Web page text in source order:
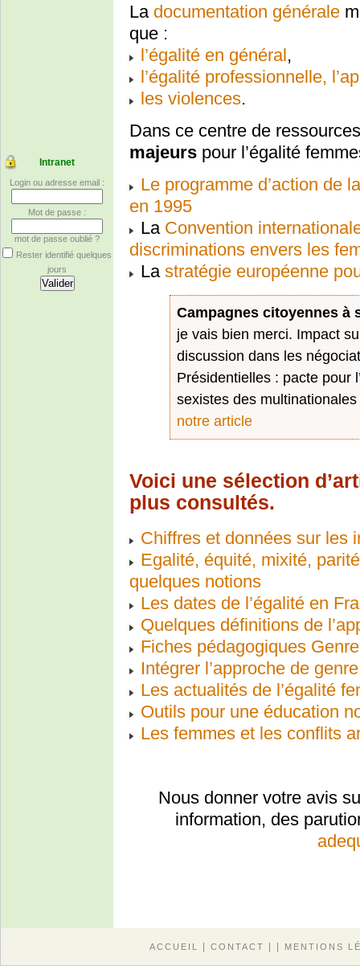
Intranet
Login ou adresse email :
Mot de passe :
mot de passe oublié ?
Rester identifié quelques
jours
La documentation générale
que :
l’égalité en général,
l’égalité professionnelle,
les violences.
Dans ce centre de
majeurs pour l’égalité
Le programme d’action de
en 1995
La Convention
discriminations envers les
La stratégie européenne
Campagnes citoyennes à
je vais bien merci. Impact
discussion dans les
Présidentielles : pacte pour
sexistes des
notre article
Voici une sélection
plus consultés.
Chiffres et données sur les
Egalité, équité, mixité,
quelques notions
Les dates de l’égalité en
Quelques définitions de
Fiches pédagogiques
Intégrer l’approche de
Les actualités de l’égalité
Outils pour une éducation
Les femmes et les conflits
Nous donner votre avis
information, des
ACCUEIL CONTACT MENTIONS